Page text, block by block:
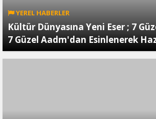
YEREL HABERLER
Kültür Dünyasına Yeni Eser ; 7
7 Güzel Aadm'dan Esinlenerek